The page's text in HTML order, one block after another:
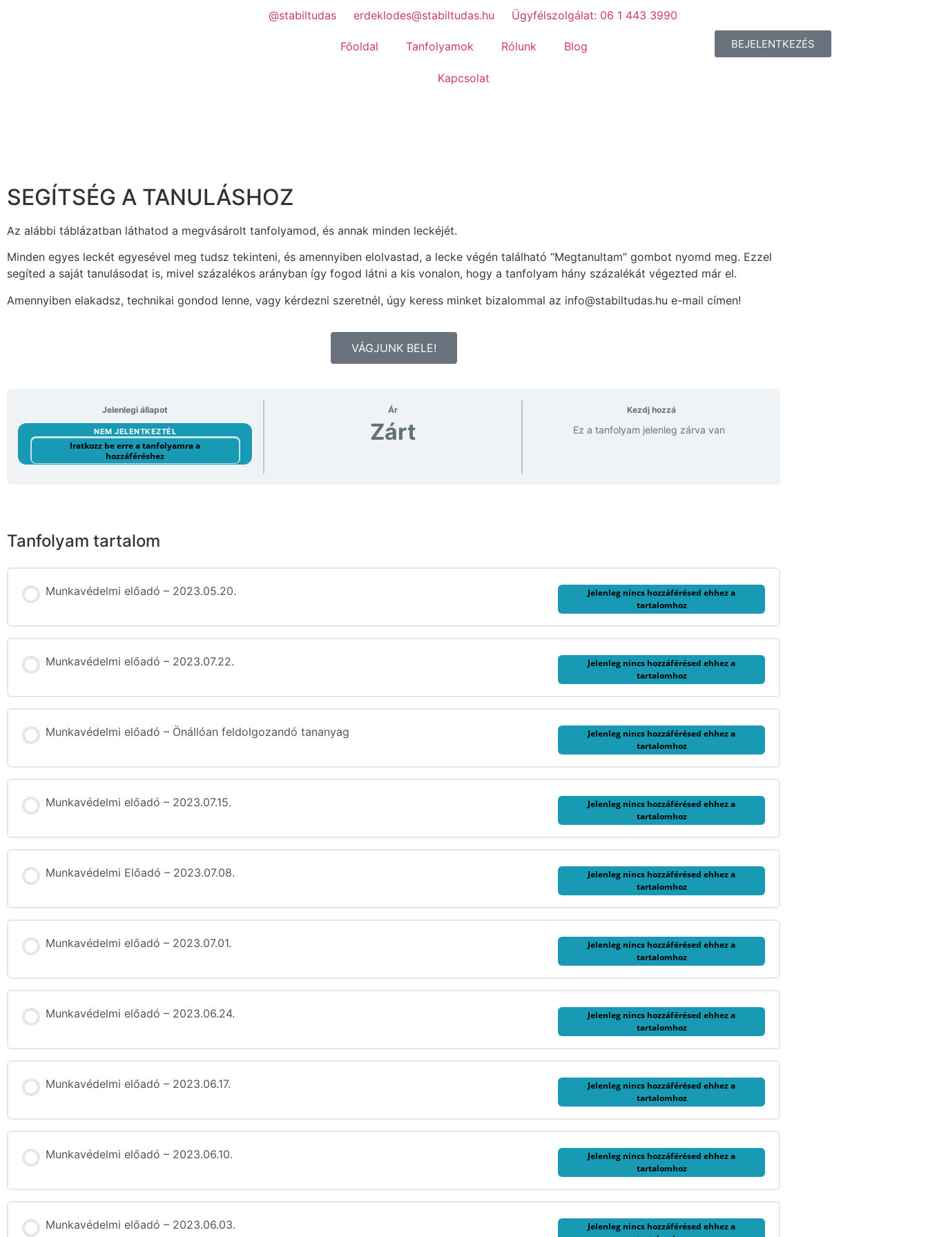
@stabiltudas erdeklodes@stabiltudas.hu Ügyfélszolgálat: 06 1 443 3990
Főoldal Tanfolyamok Rólunk Blog
Kapcsolat
BEJELENTKEZÉS
SEGÍTSÉG A TANULÁSHOZ
Az alábbi táblázatban láthatod a megvásárolt tanfolyamod, és annak minden leckéjét.
Minden egyes leckét egyesével meg tudsz tekinteni, és amennyiben elolvastad, a lecke végén található “Megtanultam” gombot nyomd meg. Ezzel
segíted a saját tanulásodat is, mivel százalékos arányban így fogod látni a kis vonalon, hogy a tanfolyam hány százalékát végezted már el.
Amennyiben elakadsz, technikai gondod lenne, vagy kérdezni szeretnél, úgy keress minket bizalommal az info@stabiltudas.hu e-mail címen!
VÁGJUNK BELE!
Jelenlegi állapot
NEM JELENTKEZTÉL
Iratkozz be erre a tanfolyamra a
hozzáféréshez
Ár
Zárt
Kezdj hozzá
Ez a tanfolyam jelenleg zárva van
Tanfolyam tartalom
Munkavédelmi előadó – 2023.05.20.
Jelenleg nincs hozzáférésed ehhez a
tartalomhoz
Munkavédelmi előadó – 2023.07.22.
Jelenleg nincs hozzáférésed ehhez a
tartalomhoz
Munkavédelmi előadó – Önállóan feldolgozandó tananyag
Jelenleg nincs hozzáférésed ehhez a
tartalomhoz
Munkavédelmi előadó – 2023.07.15.
Jelenleg nincs hozzáférésed ehhez a
tartalomhoz
Munkavédelmi Előadó – 2023.07.08.
Jelenleg nincs hozzáférésed ehhez a
tartalomhoz
Munkavédelmi előadó – 2023.07.01.
Jelenleg nincs hozzáférésed ehhez a
tartalomhoz
Munkavédelmi előadó – 2023.06.24.
Jelenleg nincs hozzáférésed ehhez a
tartalomhoz
Munkavédelmi előadó – 2023.06.17.
Jelenleg nincs hozzáférésed ehhez a
tartalomhoz
Munkavédelmi előadó – 2023.06.10.
Jelenleg nincs hozzáférésed ehhez a
tartalomhoz
Munkavédelmi előadó – 2023.06.03.
Jelenleg nincs hozzáférésed ehhez a